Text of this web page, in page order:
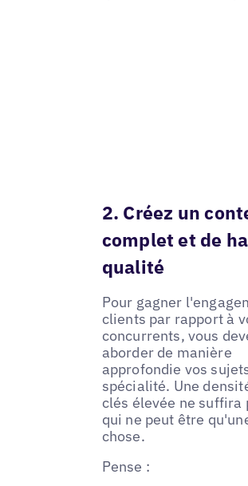
2. Créez un
complet et de
qualité
Pour gagner
clients par rapport à
concurrents, vous
aborder de manière
approfondie vos
spécialité. Une
clés élevée ne suffira
qui ne peut être
chose.
Pense :